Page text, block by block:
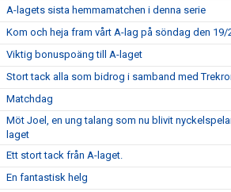
A-lagets sista hemmamatchen i denna serie
Kom och heja fram vårt A-lag på söndag den 19/
Viktig bonuspoäng till A-laget
Stort tack alla som bidrog i samband med
Matchdag
Möt Joel, en ung talang som nu blivit
laget
Ett stort tack från A-laget.
En fantastisk helg